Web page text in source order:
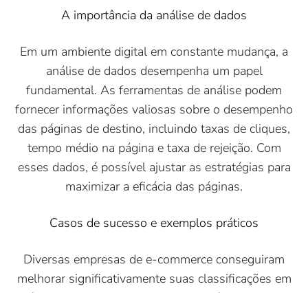
A importância da análise de dados
Em um ambiente digital em constante mudança, a
análise de dados desempenha um papel
fundamental. As ferramentas de análise podem
fornecer informações valiosas sobre o desempenho
das páginas de destino, incluindo taxas de cliques,
tempo médio na página e taxa de rejeição. Com
esses dados, é possível ajustar as estratégias para
maximizar a eficácia das páginas.
Casos de sucesso e exemplos práticos
Diversas empresas de e-commerce conseguiram
melhorar significativamente suas classificações em